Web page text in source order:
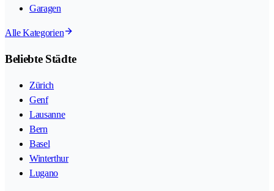
Garagen
Alle Kategorien
Beliebte Städte
Zürich
Genf
Lausanne
Bern
Basel
Winterthur
Lugano